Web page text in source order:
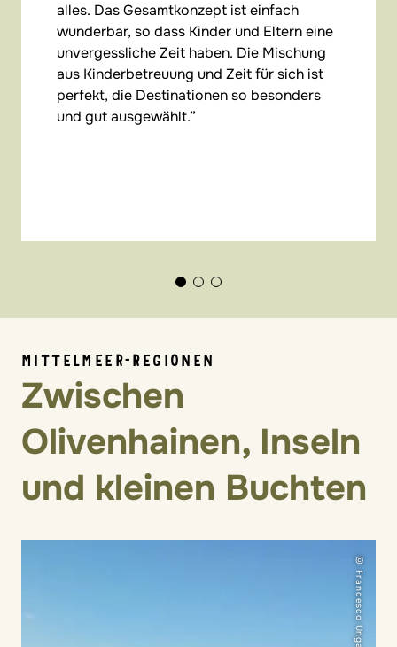
alles. Das Gesamtkonzept ist einfach
wunderbar, so dass Kinder und Eltern eine
unvergessliche Zeit haben. Die Mischung
aus Kinderbetreuung und Zeit für sich ist
perfekt, die Destinationen so besonders
und gut ausgewählt.
MITTELMEER-REGIONEN
Zwischen
Olivenhainen, Inseln
und kleinen Buchten
© Francesco Ungaro